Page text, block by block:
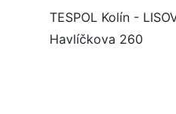
TESPOL Kolín -
Havlíčkova 260